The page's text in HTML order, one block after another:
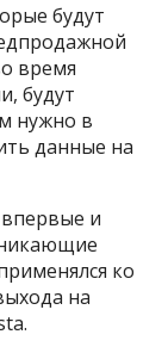
будут
время
будут
нужно в
данные на
и
ко
на